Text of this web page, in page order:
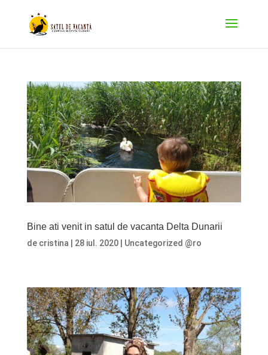
Bine ati venit in satul de vacanta Delta Dunarii
de cristina | 28 iul. 2020| Uncategorized @ro